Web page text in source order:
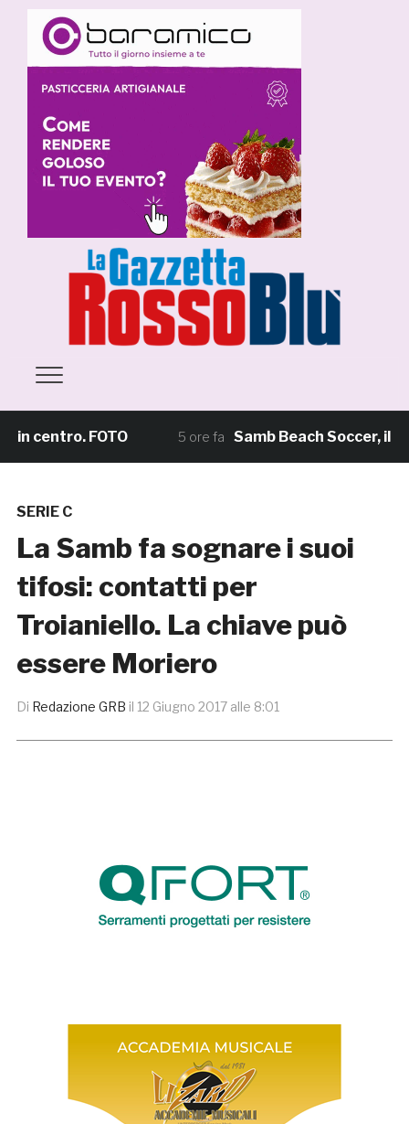
FOTO 5 ore fa Samb Beach Soccer, il
SERIE C
La Samb fa sognare i suoi
tifosi: contatti per
Troianiello. La chiave può
essere Moriero
Di Redazione GRB il 12 Giugno 2017 alle 8:01